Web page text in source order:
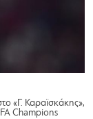
«Γ. Καραϊσκάκης»,
Champions